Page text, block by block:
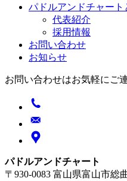
パドルアンドチャート
代表紹介
採用情報
お問い合わせ
お知らせ
お問い合わせはお気軽にご
パドルアンドチャート
〒930-0083 富山県富山市総